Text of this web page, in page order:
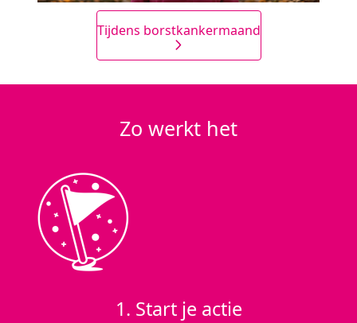
Tijdens borstkankermaand
Zo werkt het
1. Start je actie